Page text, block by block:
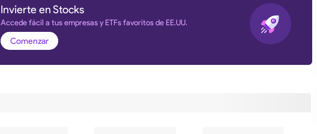
Invierte en Stocks
Accede fácil a tus empresas y ETFs favoritos de EE.UU.
Comenzar